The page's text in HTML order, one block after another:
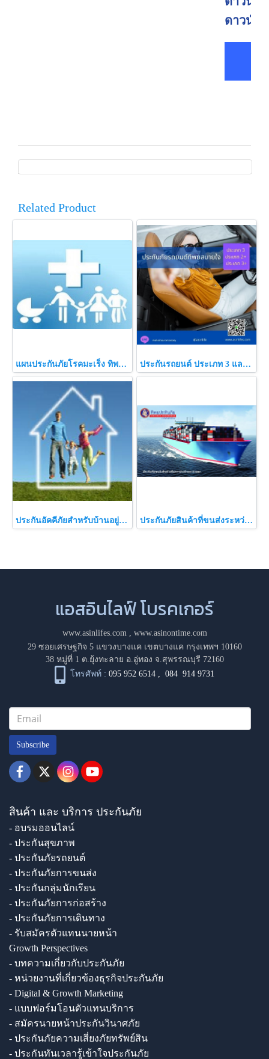
ดาวน์โ
Related Product
แผนประกันภัยโรคมะเร็ง ทิพยประกันภัย ประกันรถยนต์ ประเภท 3 และ ประเภท 2+ 3+
ประกันอัคคีภัยสำหรับบ้านอยู่อาศัย ประกันภัยสินค้าที่ขนส่งระหว่างประเทศ
แอสอินไลฟ์ โบรคเกอร์
www.asinlifes.com
www.asinontime.com
29 ซอยเศรษฐกิจ 5 แขวงบางแค เขตบางแค กรุงเทพฯ 10160
38 หมู่ที่ 1 ต.ยุ้งทะลาย อ.อู่ทอง จ.สุพรรณบุรี 72160
โทรศัพท์ : 095 952 6514 ,084 914 9731
Subscribe
สินค้า และ บริการ ประกันภัย
- อบรมออนไลน์
- ประกันสุขภาพ
- ประกันภัยรถยนต์
- ประกันภัยการขนส่ง
- ประกันกลุ่มนักเรียน
- ประกันภัยการก่อสร้าง
- ประกันภัยการเดินทาง
- รับสมัครตัวแทนนายหน้า
Growth Perspectives
- บทความเกี่ยวกับประกันภัย
- หน่วยงานที่เกี่ยวข้องธุรกิจประกันภัย
- Digital & Growth Marketing
- แบบฟอร์มโอนตัวแทนบริการ
- สมัครนายหน้าประกันวินาศภัย
- ประกันภัยความเสี่ยงภัยทรัพย์สิน
- ประกันทันเวลารู้เข้าใจประกันภัย